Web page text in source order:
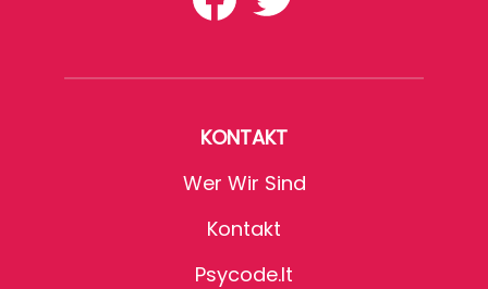
KONTAKT
Wer Wir Sind
Kontakt
Psycode.it